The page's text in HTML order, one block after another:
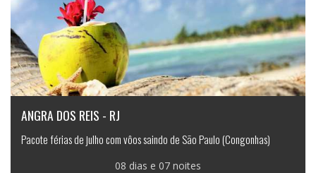
ANGRA DOS REIS - RJ
Pacote férias de julho com vôos saindo de São Paulo (Congonhas)
08 dias e 07 noites